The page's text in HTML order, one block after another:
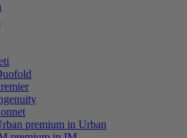
premium in Urban